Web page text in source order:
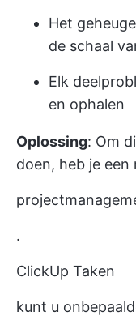
Het
de schaal
Elk
en ophalen
Oplossing: Om
doen, heb je een
.
ClickUp Taken
kunt u